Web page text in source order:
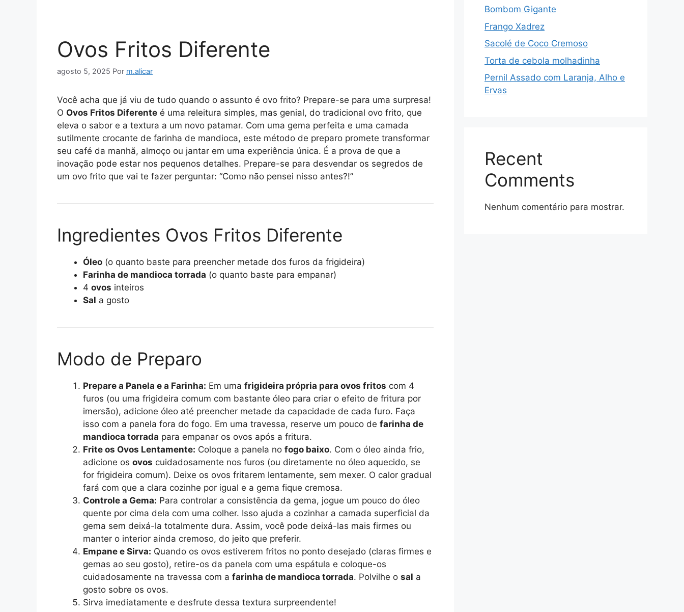
Ovos Fritos Diferente
agosto 5, 2025 Por m.alicar
Você acha que já viu de tudo quando o assunto é ovo frito? Prepare-se para uma surpresa!
O Ovos Fritos Diferente é uma releitura simples, mas genial, do tradicional ovo frito, que
eleva o sabor e a textura a um novo patamar. Com uma gema perfeita e uma camada
sutilmente crocante de farinha de mandioca, este método de preparo promete transformar
seu café da manhã, almoço ou jantar em uma experiência única. É a prova de que a
inovação pode estar nos pequenos detalhes. Prepare-se para desvendar os segredos de
um ovo frito que vai te fazer perguntar: “Como não pensei nisso antes?!”
Ingredientes Ovos Fritos Diferente
Óleo (o quanto baste para preencher metade dos furos da frigideira)
Farinha de mandioca torrada (o quanto baste para empanar)
4 ovos inteiros
Sal a gosto
Modo de Preparo
Prepare a Panela e a Farinha: Em uma frigideira própria para ovos fritos com 4
furos (ou uma frigideira comum com bastante óleo para criar o efeito de fritura por
imersão), adicione óleo até preencher metade da capacidade de cada furo. Faça
isso com a panela fora do fogo. Em uma travessa, reserve um pouco de farinha de
mandioca torrada para empanar os ovos após a fritura.
Frite os Ovos Lentamente: Coloque a panela no fogo baixo. Com o óleo ainda frio,
adicione os ovos cuidadosamente nos furos (ou diretamente no óleo aquecido, se
for frigideira comum). Deixe os ovos fritarem lentamente, sem mexer. O calor gradual
fará com que a clara cozinhe por igual e a gema fique cremosa.
Controle a Gema: Para controlar a consistência da gema, jogue um pouco do óleo
quente por cima dela com uma colher. Isso ajuda a cozinhar a camada superficial da
gema sem deixá-la totalmente dura. Assim, você pode deixá-las mais firmes ou
manter o interior ainda cremoso, do jeito que preferir.
Empane e Sirva: Quando os ovos estiverem fritos no ponto desejado (claras firmes e
gemas ao seu gosto), retire-os da panela com uma espátula e coloque-os
cuidadosamente na travessa com a farinha de mandioca torrada. Polvilhe o sal a
gosto sobre os ovos.
Sirva imediatamente e desfrute dessa textura surpreendente!
Bombom Gigante
Frango Xadrez
Sacolé de Coco Cremoso
Torta de cebola molhadinha
Pernil Assado com Laranja, Alho e
Ervas
Recent
Comments
Nenhum comentário para mostrar.